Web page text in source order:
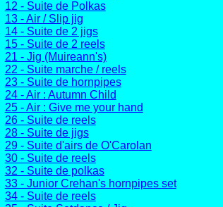
12 - Suite de Polkas
13 - Air / Slip jig
14 - Suite de 2 jigs
15 - Suite de 2 reels
21 - Jig (Muireann's)
22 - Suite marche / reels
23 - Suite de hornpipes
24 - Air : Autumn Child
25 - Air : Give me your hand
26 - Suite de reels
28 - Suite de jigs
29 - Suite d'airs de O'Carolan
30 - Suite de reels
32 - Suite de polkas
33 - Junior Crehan's hornpipes set
34 - Suite de reels